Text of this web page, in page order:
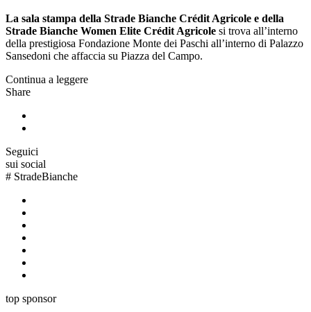
La sala stampa della Strade Bianche Crédit Agricole e della
Strade Bianche Women Elite Crédit Agricole si trova all’interno
della prestigiosa Fondazione Monte dei Paschi all’interno di Palazzo
Sansedoni che affaccia su Piazza del Campo.
Continua a leggere
Share
Seguici
sui social
# StradeBianche
top sponsor